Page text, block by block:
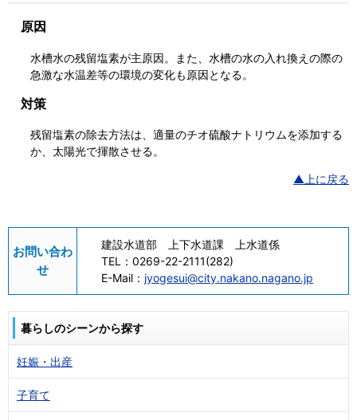
原因
水槽水の残留塩素が主原因。また、水槽の水の入れ換えの際の
急激な水温差等の環境の変化も原因となる。
対策
残留塩素の除去方法は、適量のチオ硫酸ナトリウムを添加する
か、太陽光で揮散させる。
▲上に戻る
お問い合わ
せ
建設水道部 上下水道課 上水道係
TEL： 0269-22-2111(282)
E-Mail： jyogesui@city.nakano.nagano.jp
暮らしのシーンから探す
妊娠・出産
子育て